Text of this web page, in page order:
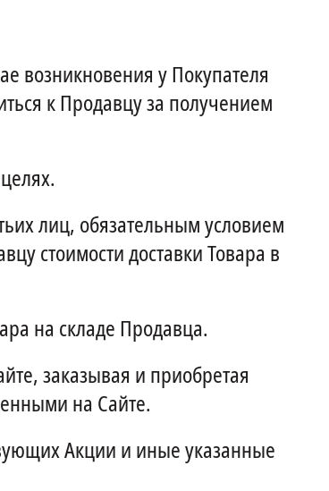
возникновения у Покупателя
к Продавцу за получением
лиц, обязательным условием
стоимости доставки Товара в
на складе Продавца.
заказывая и приобретая
на Сайте.
Акции и иные указанные